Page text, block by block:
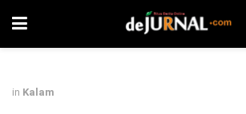
in Kalam